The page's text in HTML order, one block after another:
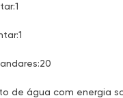
de água com energia